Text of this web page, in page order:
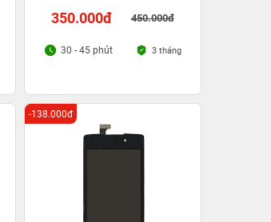
350.000đ 450.000đ
30 - 45 phút 3 tháng
-138.000đ